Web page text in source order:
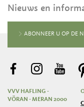
Nieuws en
ABONNEER U OP DE
VVV HAFLING -
VÖRAN - MERAN 2000